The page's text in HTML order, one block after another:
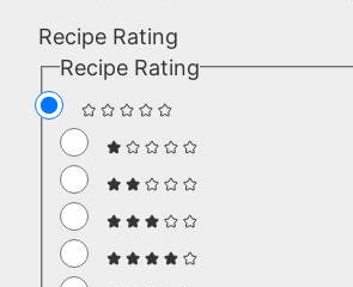
Recipe Rating
Recipe Rating